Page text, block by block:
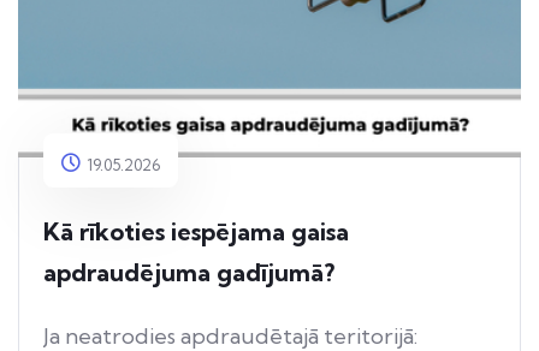
19.05.2026
Kā rīkoties iespējama gaisa
apdraudējuma gadījumā?
Ja neatrodies apdraudētajā teritorijā: